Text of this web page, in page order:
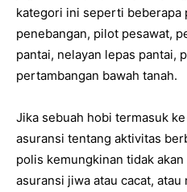
kategori ini seperti beberapa
penebangan, pilot pesawat,
pantai, nelayan lepas pantai,
pertambangan bawah tanah.
Jika sebuah hobi termasuk
asuransi tentang aktivitas
polis kemungkinan tidak
asuransi jiwa atau cacat,